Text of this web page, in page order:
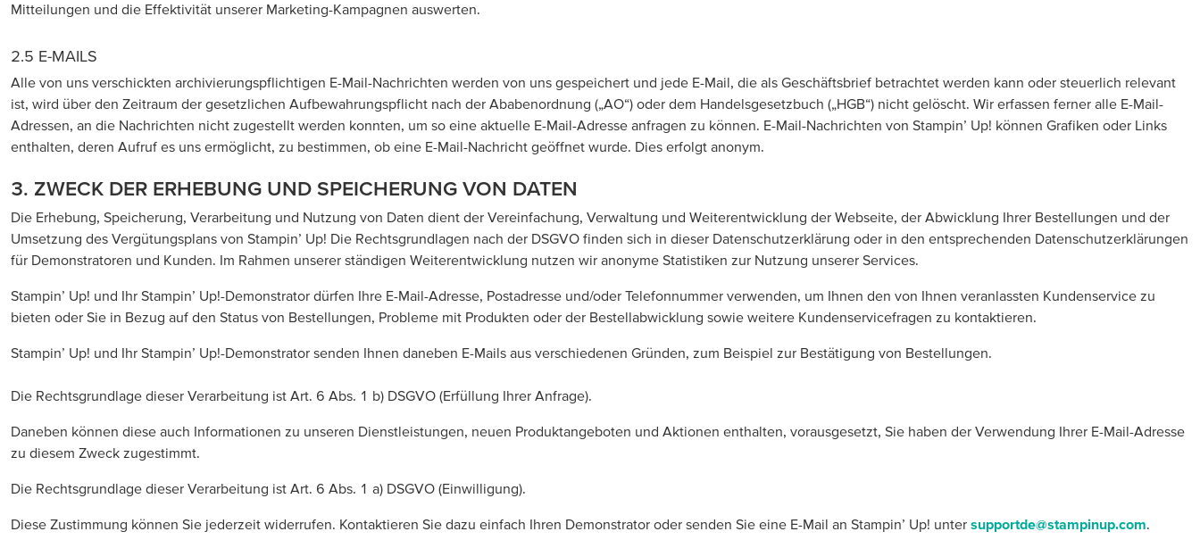
Mitteilungen und die Effektivität unserer Marketing-Kampagnen auswerten.
2.5 E-MAILS
Alle von uns verschickten archivierungspflichtigen E-Mail-Nachrichten werden von uns gespeichert und jede E-Mail, die als Geschäftsbrief betrachtet werden kann oder steuerlich relevant
ist, wird über den Zeitraum der gesetzlichen Aufbewahrungspflicht nach der Ababenordnung („AO“) oder dem Handelsgesetzbuch („HGB“) nicht gelöscht. Wir erfassen ferner alle E-Mail-
Adressen, an die Nachrichten nicht zugestellt werden konnten, um so eine aktuelle E-Mail-Adresse anfragen zu können. E-Mail-Nachrichten von Stampin’ Up! können Grafiken oder Links
enthalten, deren Aufruf es uns ermöglicht, zu bestimmen, ob eine E-Mail-Nachricht geöffnet wurde. Dies erfolgt anonym.
3. ZWECK DER ERHEBUNG UND SPEICHERUNG VON DATEN
Die Erhebung, Speicherung, Verarbeitung und Nutzung von Daten dient der Vereinfachung, Verwaltung und Weiterentwicklung der Webseite, der Abwicklung Ihrer Bestellungen und der
Umsetzung des Vergütungsplans von Stampin’ Up! Die Rechtsgrundlagen nach der DSGVO finden sich in dieser Datenschutzerklärung oder in den entsprechenden Datenschutzerklärungen
für Demonstratoren und Kunden. Im Rahmen unserer ständigen Weiterentwicklung nutzen wir anonyme Statistiken zur Nutzung unserer Services.
Stampin’ Up! und Ihr Stampin’ Up!-Demonstrator dürfen Ihre E-Mail-Adresse, Postadresse und/oder Telefonnummer verwenden, um Ihnen den von Ihnen veranlassten Kundenservice zu
bieten oder Sie in Bezug auf den Status von Bestellungen, Probleme mit Produkten oder der Bestellabwicklung sowie weitere Kundenservicefragen zu kontaktieren.
Stampin’ Up! und Ihr Stampin’ Up!-Demonstrator senden Ihnen daneben E-Mails aus verschiedenen Gründen, zum Beispiel zur Bestätigung von Bestellungen.
Die Rechtsgrundlage dieser Verarbeitung ist Art. 6 Abs. 1 b) DSGVO (Erfüllung Ihrer Anfrage).
Daneben können diese auch Informationen zu unseren Dienstleistungen, neuen Produktangeboten und Aktionen enthalten, vorausgesetzt, Sie haben der Verwendung Ihrer E-Mail-Adresse
zu diesem Zweck zugestimmt.
Die Rechtsgrundlage dieser Verarbeitung ist Art. 6 Abs. 1 a) DSGVO (Einwilligung).
Diese Zustimmung können Sie jederzeit widerrufen. Kontaktieren Sie dazu einfach Ihren Demonstrator oder senden Sie eine E-Mail an Stampin’ Up! unter supportde@stampinup.com.